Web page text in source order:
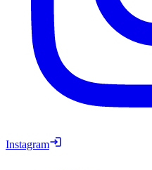
Instagram